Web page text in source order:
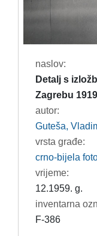
naslov:
Detalj s
Zagrebu
autor:
Guteša,
vrsta građe:
crno-bijela
vrijeme:
12.1959. g.
inventarna
F-386